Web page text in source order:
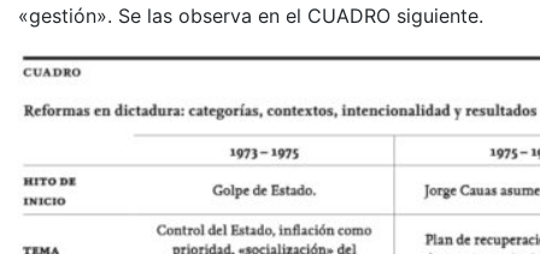
«gestión». Se las observa en el CUADRO siguiente.